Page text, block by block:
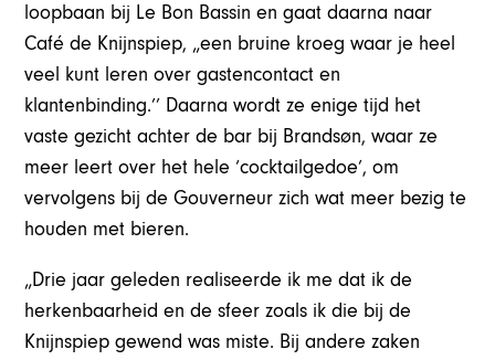
loopbaan bij Le Bon Bassin en gaat daarna naar
Café de Knijnspiep, „een bruine kroeg waar je heel
veel kunt leren over gastencontact en
klantenbinding.’’ Daarna wordt ze enige tijd het
vaste gezicht achter de bar bij Brandsøn, waar ze
meer leert over het hele ‘cocktailgedoe’, om
vervolgens bij de Gouverneur zich wat meer bezig te
houden met bieren.
„Drie jaar geleden realiseerde ik me dat ik de
herkenbaarheid en de sfeer zoals ik die bij de
Knijnspiep gewend was miste. Bij andere zaken